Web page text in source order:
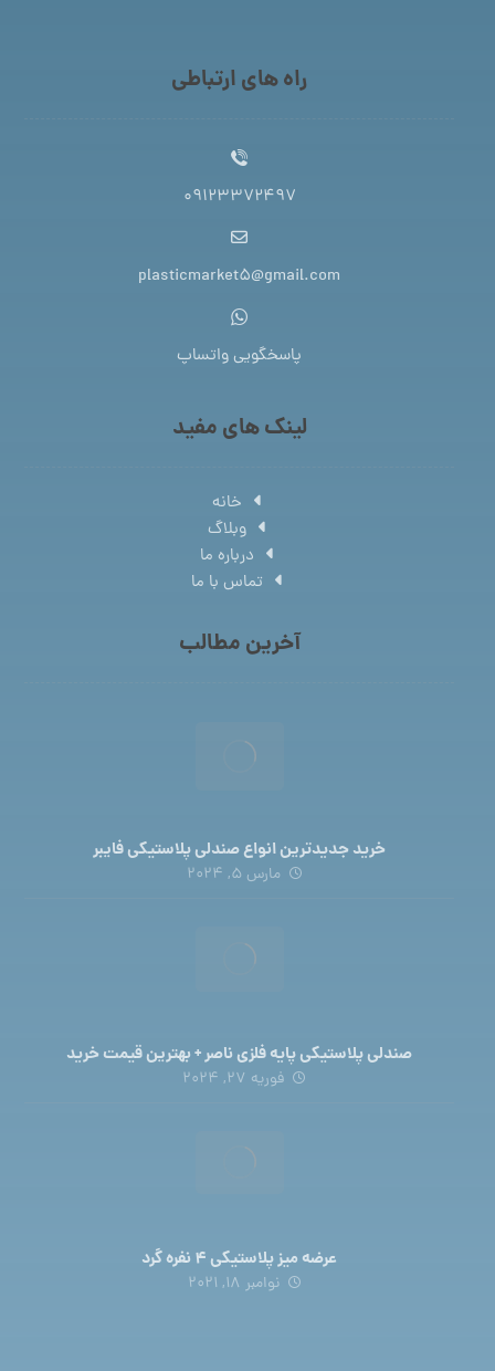
راه های ارتباطی
09123372497
plasticmarket5@gmail.com
پاسخگویی واتساپ
لینک های مفید
خانه
وبلاگ
درباره ما
تماس با ما
آخرین مطالب
خرید جدیدترین انواع صندلی پلاستیکی فایبر
مارس 5, 2024
صندلی پلاستیکی پایه فلزی ناصر + بهترین قیمت خرید
فوریه 27, 2024
عرضه میز پلاستیکی 4 نفره گرد
نوامبر 18, 2021